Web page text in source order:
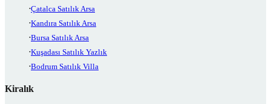
Çatalca Satılık Arsa
Kandıra Satılık Arsa
Bursa Satılık Arsa
Kuşadası Satılık Yazlık
Bodrum Satılık Villa
Kiralık